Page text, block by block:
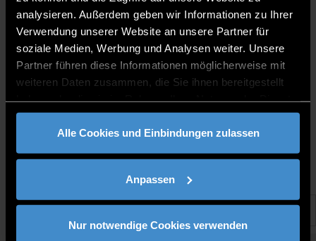
analysieren. Außerdem geben wir Informationen zu Ihrer
Verwendung unserer Website an unsere Partner für
soziale Medien, Werbung und Analysen weiter. Unsere
Partner führen diese Informationen möglicherweise mit
weiteren Daten zusammen, die Sie ihnen bereitgestellt
gesammelt haben.
Alle Cookies und Einbindungen zulassen
Anpassen
Nur notwendige Cookies verwenden
Referatsleiterin
ITC2+ 0.15
0991/3615-306